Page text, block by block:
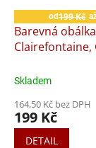
od199 Kč
Barevná obálka
Clairefontaine,
Skladem
164,50 Kč bez DPH
199 Kč
DETAIL